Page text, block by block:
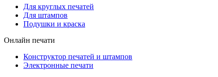
Для круглых печатей
Для штампов
Подушки и краска
Онлайн печати
Конструктор печатей и штампов
Электронные печати